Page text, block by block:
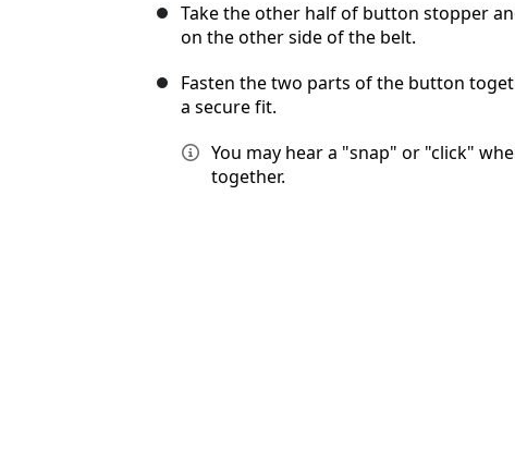
Take the other half of button stopper
on the other side of the belt.
Fasten the two parts of the button
a secure fit.
You may hear a "snap" or "click"
together.